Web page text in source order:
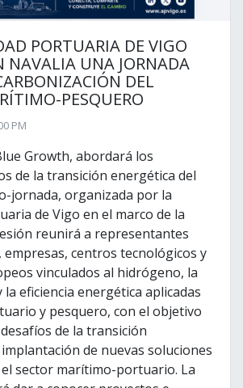
PORTUARIA DE VIGO
NAVALIA UNA JORNADA
DEL
PESQUERO
PM
Growth, abordará los
de la transición energética del
jornada, organizada por la
de Vigo en el marco de la
reunirá a representantes
centros tecnológicos y
vinculados al hidrógeno, la
eficiencia energética aplicadas
y pesquero, con el objetivo
de la transición
de nuevas soluciones
sector marítimo-portuario. La